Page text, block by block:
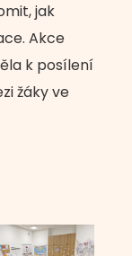
jak
Akce
k posílení
žáky ve